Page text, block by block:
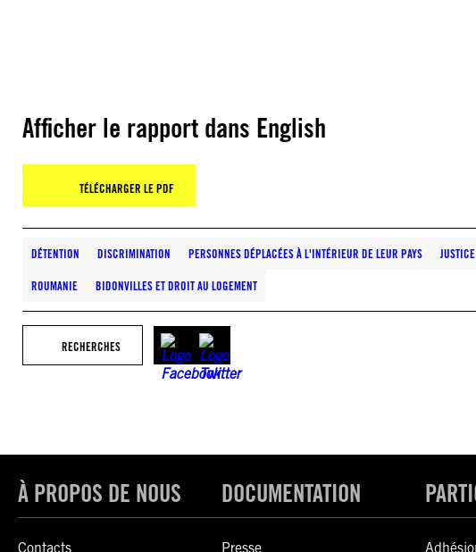
Afficher le rapport dans English
TÉLÉCHARGER LE PDF
DÉTENTION DISCRIMINATION PERSONNES DÉPLACÉES À L'INTÉRIEUR DE LEUR PAYS JUSTICE
ROUMANIE BIDONVILLES ET DROIT AU LOGEMENT
RECHERCHES
À PROPOS DE NOUS
Contacts
DOCUMENTATION
Presse